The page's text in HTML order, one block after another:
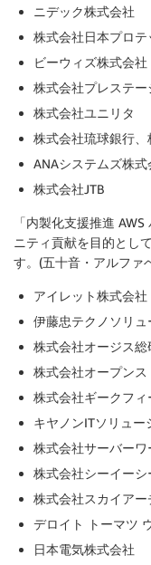
ニデック株式会社
株式会社日本プロテ
ビーウィズ株式会社
株式会社プレステ
株式会社ユニリタ
株式会社琉球銀行
ANAシステムズ株
株式会社JTB
「内製化支援推進
ニティ貢献を目的とし
す。(五十音・アルファ
アイレット株式会社
伊藤忠テクノソリ
株式会社オージス総
株式会社オープンス
株式会社ギークフィ
キヤノンITソリュー
株式会社サーバーワ
株式会社シーイーシ
株式会社スカイア
デロイト トーマツ
日本電気株式会社